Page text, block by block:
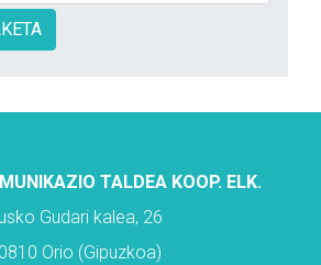
TALDEA KOOP. ELK.
Gudari kalea, 26
Orio (Gipuzkoa)